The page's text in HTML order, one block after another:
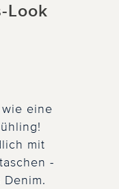
Look
eine
mit
-